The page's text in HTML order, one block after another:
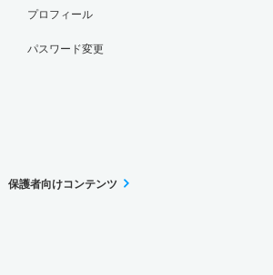
プロフィール
パスワード変更
保護者向けコンテンツ